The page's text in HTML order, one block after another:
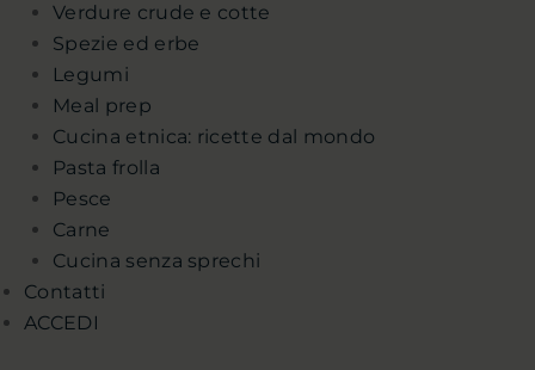
Verdure crude e cotte
Spezie ed erbe
Legumi
Meal prep
Cucina etnica: ricette dal mondo
Pasta frolla
Pesce
Carne
Cucina senza sprechi
Contatti
ACCEDI